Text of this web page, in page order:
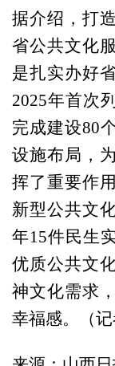
据介绍，打
省公共文化
是扎实办好
2025年首次
完成建设80
设施布局，
挥了重要作
新型公共文
年15件民生
优质公共文
神文化需求
幸福感。（记